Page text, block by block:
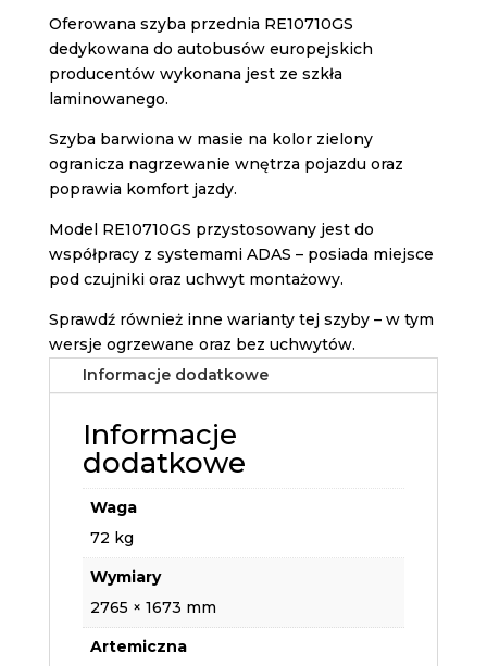
Oferowana szyba przednia RE10710GS
dedykowana do autobusów europejskich
producentów wykonana jest ze szkła
laminowanego.
Szyba barwiona w masie na kolor zielony
ogranicza nagrzewanie wnętrza pojazdu oraz
poprawia komfort jazdy.
Model RE10710GS przystosowany jest do
współpracy z systemami ADAS – posiada miejsce
pod czujniki oraz uchwyt montażowy.
Sprawdź również inne warianty tej szyby – w tym
wersje ogrzewane oraz bez uchwytów.
Informacje dodatkowe
Informacje
dodatkowe
Waga
72 kg
Wymiary
2765 × 1673 mm
Artemiczna